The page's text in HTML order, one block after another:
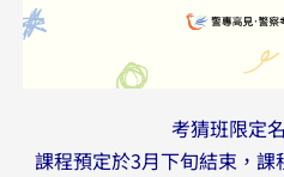
考猜班限定
課程預定於3月下旬結束，